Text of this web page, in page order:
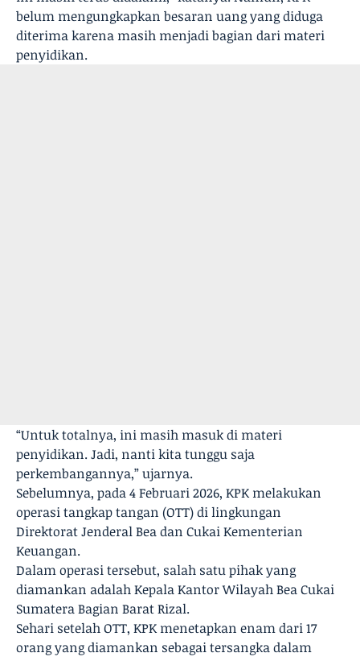
belum mengungkapkan besaran uang yang diduga
diterima karena masih menjadi bagian dari materi
penyidikan.
“Untuk totalnya, ini masih masuk di materi
penyidikan. Jadi, nanti kita tunggu saja
perkembangannya,” ujarnya.
Sebelumnya, pada 4 Februari 2026, KPK melakukan
operasi tangkap tangan (OTT) di lingkungan
Direktorat Jenderal Bea dan Cukai Kementerian
Keuangan.
Dalam operasi tersebut, salah satu pihak yang
diamankan adalah Kepala Kantor Wilayah Bea Cukai
Sumatera Bagian Barat Rizal.
Sehari setelah OTT, KPK menetapkan enam dari 17
orang yang diamankan sebagai tersangka dalam